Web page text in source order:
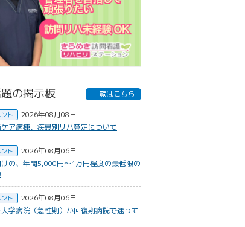
の掲示板 一覧はこちら
ト
2026年08月08日
ア病棟、疾患別リハ算定について
ト
2026年08月06日
けの、年間5,000円〜1万円程度の最低限の
ト
2026年08月06日
学病院（急性期）か回復期病院で迷って